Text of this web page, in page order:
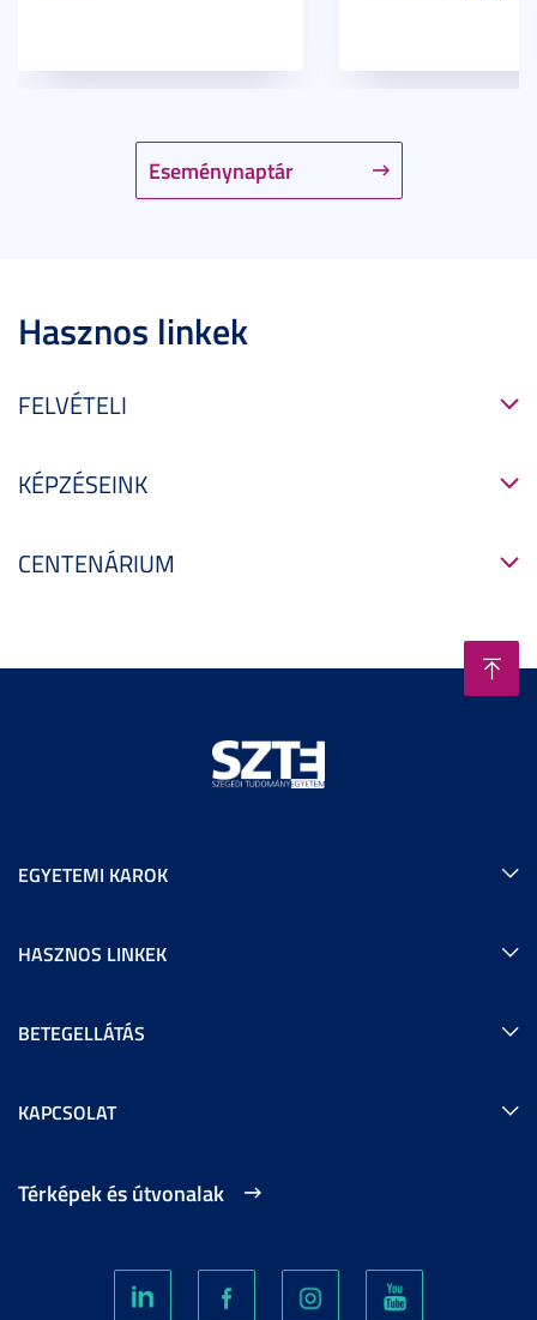
Eseménynaptár
Hasznos linkek
FELVÉTELI
KÉPZÉSEINK
CENTENÁRIUM
EGYETEMI KAROK
HASZNOS LINKEK
BETEGELLÁTÁS
KAPCSOLAT
Térképek és útvonalak